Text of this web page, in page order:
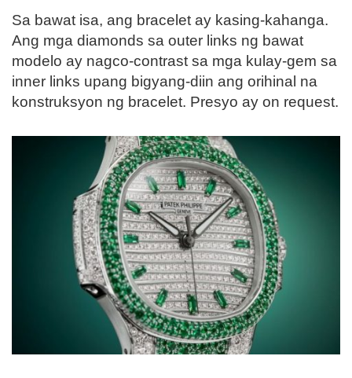
Sa bawat isa, ang bracelet ay kasing-kahanga.
Ang mga diamonds sa outer links ng bawat
modelo ay nagco-contrast sa mga kulay-gem sa
inner links upang bigyang-diin ang orihinal na
konstruksyon ng bracelet. Presyo ay on request.